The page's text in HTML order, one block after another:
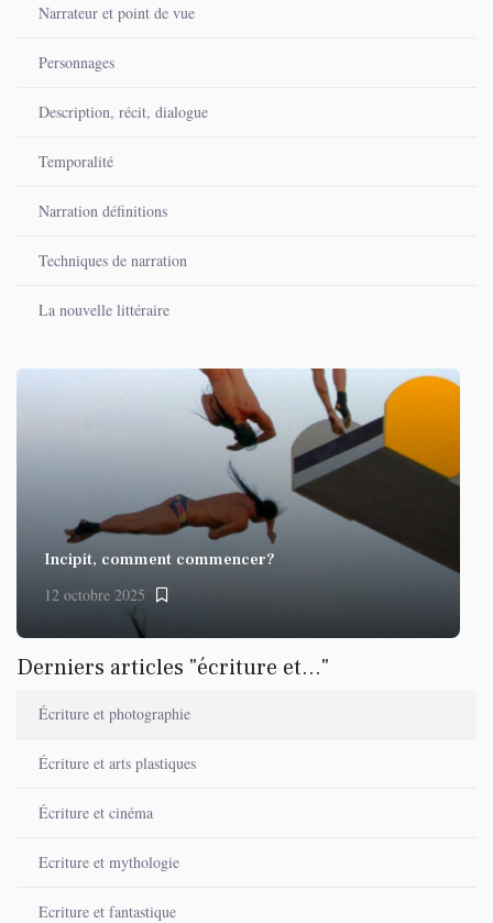
Narrateur et point de vue
Personnages
Description, récit, dialogue
Temporalité
Narration définitions
Techniques de narration
La nouvelle littéraire
Incipit, comment commencer?
12 octobre 2025
Derniers articles "écriture et..."
Écriture et photographie
Écriture et arts plastiques
Écriture et cinéma
Ecriture et mythologie
Ecriture et fantastique